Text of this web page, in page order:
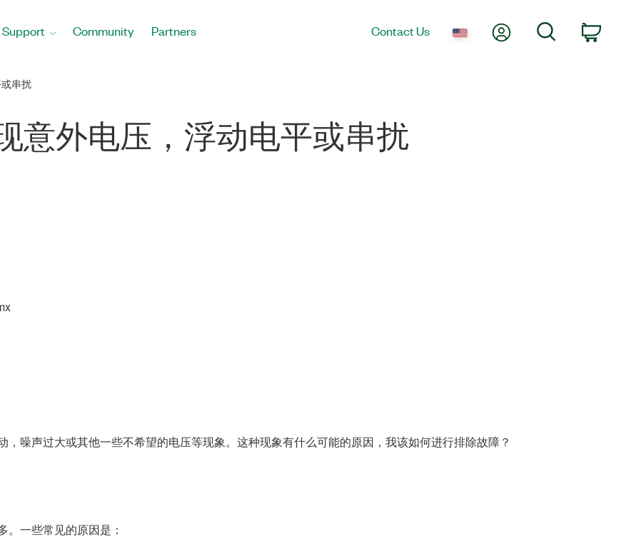
Support Community Partners Contact Us My AccountSearch
串扰
意外电压，浮动电平或串扰
噪声过大或其他一些不希望的电压等现象。这种现象有什么可能的原因，我该如何进行排除故障？
一些常见的原因是：